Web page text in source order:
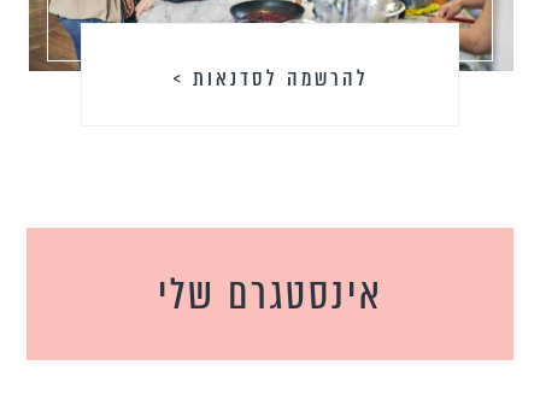
להרשמה לסדנאות >
אינסטגרם שלי